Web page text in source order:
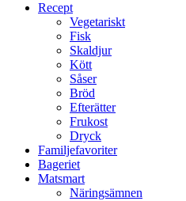
sökfältRecept
Vegetariskt
Fisk
Skaldjur
Kött
Såser
Bröd
Efterätter
Frukost
Dryck
Familjefavoriter
Bageriet
Matsmart
Näringsämnen